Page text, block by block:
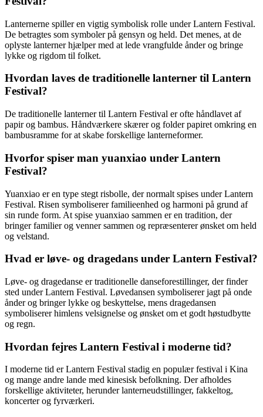
Lanternerne spiller en vigtig symbolisk rolle under Lantern Festival.
De betragtes som symboler på gensyn og held. Det menes, at de
oplyste lanterner hjælper med at lede vrangfulde ånder og bringe
lykke og rigdom til folket.
Hvordan laves de traditionelle lanterner til Lantern
Festival?
De traditionelle lanterner til Lantern Festival er ofte håndlavet af
papir og bambus. Håndværkere skærer og folder papiret omkring en
bambusramme for at skabe forskellige lanterneformer.
Hvorfor spiser man yuanxiao under Lantern
Festival?
Yuanxiao er en type stegt risbolle, der normalt spises under Lantern
Festival. Risen symboliserer familieenhed og harmoni på grund af
sin runde form. At spise yuanxiao sammen er en tradition, der
bringer familier og venner sammen og repræsenterer ønsket om held
og velstand.
Hvad er løve- og dragedans under Lantern Festival?
Løve- og dragedanse er traditionelle danseforestillinger, der finder
sted under Lantern Festival. Løvedansen symboliserer jagt på onde
ånder og bringer lykke og beskyttelse, mens dragedansen
symboliserer himlens velsignelse og ønsket om et godt høstudbytte
og regn.
Hvordan fejres Lantern Festival i moderne tid?
I moderne tid er Lantern Festival stadig en populær festival i Kina
og mange andre lande med kinesisk befolkning. Der afholdes
forskellige aktiviteter, herunder lanterneudstillinger, fakkeltog,
koncerter og fyrværkeri.